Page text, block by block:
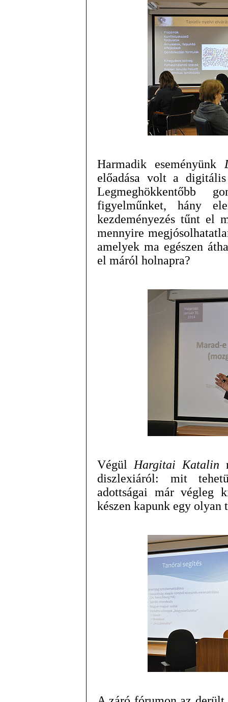
Harmadik eseményünk
előadása volt a digitális
figyelműnket, hány
kezdeményezés tűnt el
mennyire
amelyek ma egészen
el máról holnapra?
Végül Hargitai Katalin
diszlexiáról: mit
adottságai már végleg
készen kapunk egy